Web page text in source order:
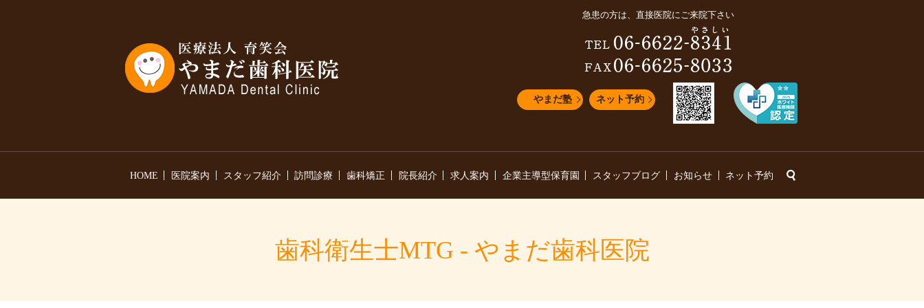
急患の方は、直接医院にご来院下さい
やまだ塾 ネット予約
HOME 医院案内 スタッフ紹介 訪問診療 歯科矯正 院長紹介 求人案内 企業主導型保育園 スタッフブログ お知らせ ネット予約
歯科衛生士MTG - やまだ歯科医院